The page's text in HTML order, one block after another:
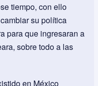
tiempo, con ello
su política
para que ingresaran a
sobre todo a las
en México